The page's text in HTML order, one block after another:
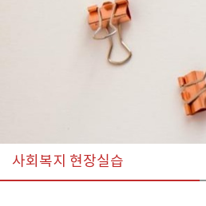
사회복지 현장실습